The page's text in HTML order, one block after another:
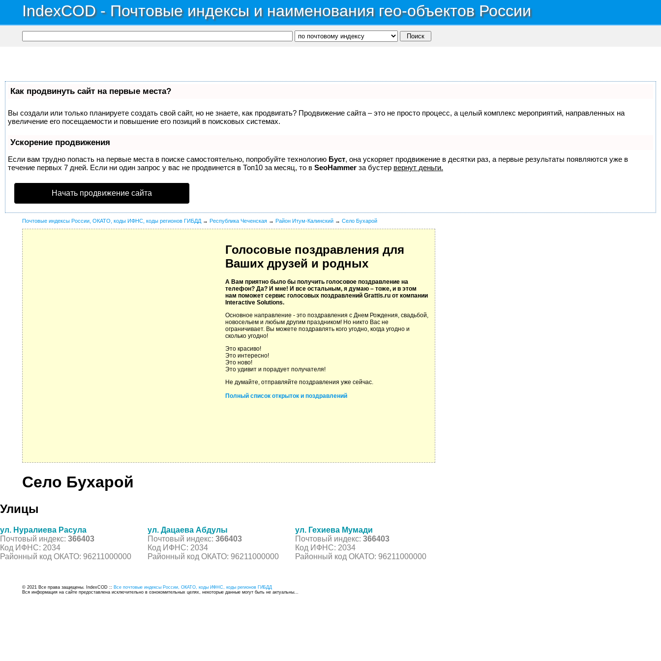
IndexCOD - Почтовые индексы и наименования гео-объектов России
Как продвинуть сайт на первые места?
Вы создали или только планируете создать свой сайт, но не знаете, как продвигать? Продвижение сайта – это не просто процесс, а целый комплекс мероприятий, направленных на
увеличение его посещаемости и повышение его позиций в поисковых системах.
Ускорение продвижения
Если вам трудно попасть на первые места в поиске самостоятельно, попробуйте технологию Буст, она ускоряет продвижение в десятки раз, а первые результаты появляются уже в
течение первых 7 дней. Если ни один запрос у вас не продвинется в Топ10 за месяц, то в SeoHammer за бустер вернут деньги.
Начать продвижение сайта
Почтовые индексы России, ОКАТО, коды ИФНС, коды регионов ГИБДД → Республика Чеченская → Район Итум-Калинский → Село Бухарой
Голосовые поздравления для
Ваших друзей и родных
А Вам приятно было бы получить голосовое поздравление на
телефон? Да? И мне! И все остальным, я думаю – тоже, и в этом
нам поможет сервис голосовых поздравлений Grattis.ru от компании
Interactive Solutions.
Основное направление - это поздравления с Днем Рождения, свадьбой,
новосельем и любым другим праздником! Но никто Вас не
ограничивает. Вы можете поздравлять кого угодно, когда угодно и
сколько угодно!
Это красиво!
Это интересно!
Это ново!
Это удивит и порадует получателя!
Не думайте, отправляйте поздравления уже сейчас.
Полный список открыток и поздравлений
Село Бухарой
Улицы
ул. Нуралиева Расула
Почтовый индекс: 366403
Код ИФНС: 2034
Районный код ОКАТО: 96211000000
ул. Дацаева Абдулы
Почтовый индекс: 366403
Код ИФНС: 2034
Районный код ОКАТО: 96211000000
ул. Гехиева Мумади
Почтовый индекс: 366403
Код ИФНС: 2034
Районный код ОКАТО: 96211000000
© 2021 Все права защищены. IndexCOD :: Все почтовые индексы России, ОКАТО, коды ИФНС, коды регионов ГИБДД
Вся информация на сайте предоставлена исключительно в ознокомительных целях, некоторые данные могут быть не актуальны...